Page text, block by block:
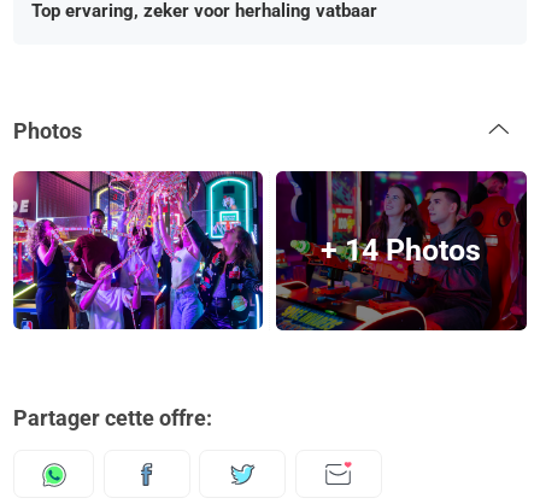
Top ervaring, zeker voor herhaling vatbaar
Photos
+ 14 Photos
Partager cette offre: